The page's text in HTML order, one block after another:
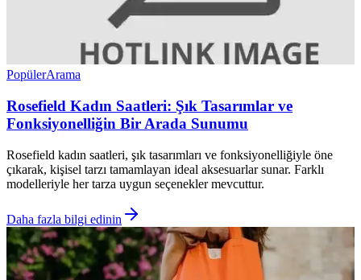
PopülerArama
Rosefield Kadın Saatleri: Şık Tasarımlar ve
Fonksiyonelliğin Bir Arada Sunumu
Rosefield kadın saatleri, şık tasarımları ve fonksiyonelliğiyle öne
çıkarak, kişisel tarzı tamamlayan ideal aksesuarlar sunar. Farklı
modelleriyle her tarza uygun seçenekler mevcuttur.
Daha fazla bilgi edinin